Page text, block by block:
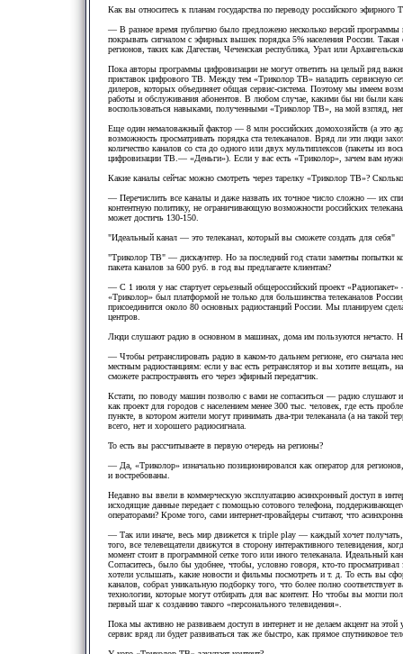
Как вы относитесь к планам государства по переводу российского
— В разное время публично было предложено несколько версий программы
покрывать сигналом с эфирных вышек порядка 5% населения России.
регионов, таких как Дагестан, Чеченская республика, Урал или
Пока авторы программы цифровизации не могут ответить на целый ряд
приставок цифрового ТВ. Между тем «Триколор ТВ» наладить сервисную
дилеров, которых объединяет общая сервис-система. Поэтому мы имеем
работы и обслуживания абонентов. В любом случае, какими бы ни были
воспользоваться навыками, полученными «Триколор ТВ», на мой взгляд,
Еще один немаловажный фактор — 8 млн российских домохозяйств (а это
возможность просматривать порядка ста телеканалов. Вряд ли эти люди
количество каналов со ста до одного или двух мультиплексов (пакеты из
цифровизации ТВ.— «Деньги»). Если у вас есть «Триколор», зачем вам
Какие каналы сейчас можно смотреть через тарелку «Триколор ТВ»?
— Перечислить все каналы и даже назвать их точное число сложно — их
контентную политику, не ограничивающую возможности российских
может достичь 130-150.
"Идеальный канал — это телеканал, который вы сможете создать для себя"
"Триколор ТВ" — дискаунтер. Но за последний год стали заметны попытки
пакета каналов за 600 руб. в год вы предлагаете клиентам?
— С 1 июля у нас стартует серьезный общероссийский проект
«Триколор» был платформой не только для большинства телеканалов
присоединится около 80 основных радиостанций России. Мы планируем
центров.
Люди слушают радио в основном в машинах, дома им пользуются нечасто.
— Чтобы ретранслировать радио в каком-то дальнем регионе, его сначала
местным радиостанциям: если у вас есть ретранслятор и вы хотите
сможете распространять его через эфирный передатчик.
Кстати, по поводу машин позволю с вами не согласиться — радио слушают
как проект для городов с населением менее 300 тыс. человек, где есть
пункте, в котором жители могут принимать два-три телеканала (а на такой
всего, нет и хорошего радиосигнала.
То есть вы рассчитываете в первую очередь на регионы?
— Да, «Триколор» изначально позиционировался как оператор для
и востребованы.
Недавно вы ввели в коммерческую эксплуатацию асинхронный доступ в
исходящие данные передает с помощью сотового телефона,
операторами? Кроме того, сами интернет-провайдеры считают, что
— Так или иначе, весь мир движется к triple play — каждый хочет получать,
того, все телевещатели движутся в сторону интерактивного телевидения,
момент стоит в программной сетке того или иного телеканала. Идеальный
Согласитесь, было бы удобнее, чтобы, условно говоря, кто-то
хотели услышать, какие новости и фильмы посмотреть и т. д. То есть вы
каналов, собрал уникальную подборку того, что более полно
технологии, которые могут отбирать для вас контент. Но чтобы вы могли
первый шаг к созданию такого «персонального телевидения».
Пока мы активно не развиваем доступ в интернет и не делаем акцент на
сервис вряд ли будет развиваться так же быстро, как прямое спутниковое